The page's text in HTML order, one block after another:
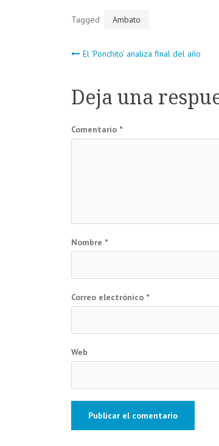
Tagged Ambato
Navegación
de
entradas
El ‘Ponchito’ analiza final del año
Deja una
Comentario *
Nombre *
Correo electrónico *
Web